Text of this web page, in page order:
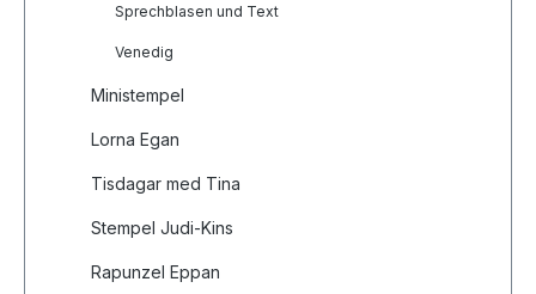
Sprechblasen und Text
Venedig
Ministempel
Lorna Egan
Tisdagar med Tina
Stempel Judi-Kins
Rapunzel Eppan